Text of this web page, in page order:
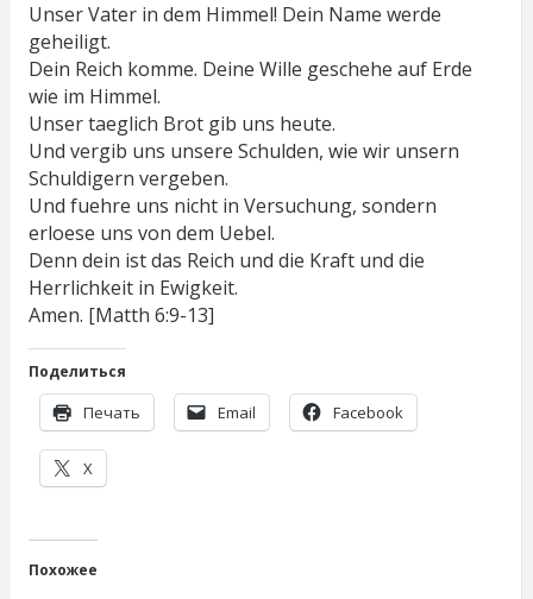
Unser Vater in dem Himmel! Dein Name werde
geheiligt.
Dein Reich komme. Deine Wille geschehe auf Erde
wie im Himmel.
Unser taeglich Brot gib uns heute.
Und vergib uns unsere Schulden, wie wir unsern
Schuldigern vergeben.
Und fuehre uns nicht in Versuchung, sondern
erloese uns von dem Uebel.
Denn dein ist das Reich und die Kraft und die
Herrlichkeit in Ewigkeit.
Amen. [Matth 6:9-13]
Поделиться
Печать Email Facebook
X
Похожее